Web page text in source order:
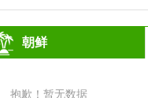
朝鲜
抱歉！暂无数据